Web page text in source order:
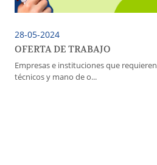
28-05-2024
OFERTA DE TRABAJO
Empresas e instituciones que requieren
técnicos y mano de o...